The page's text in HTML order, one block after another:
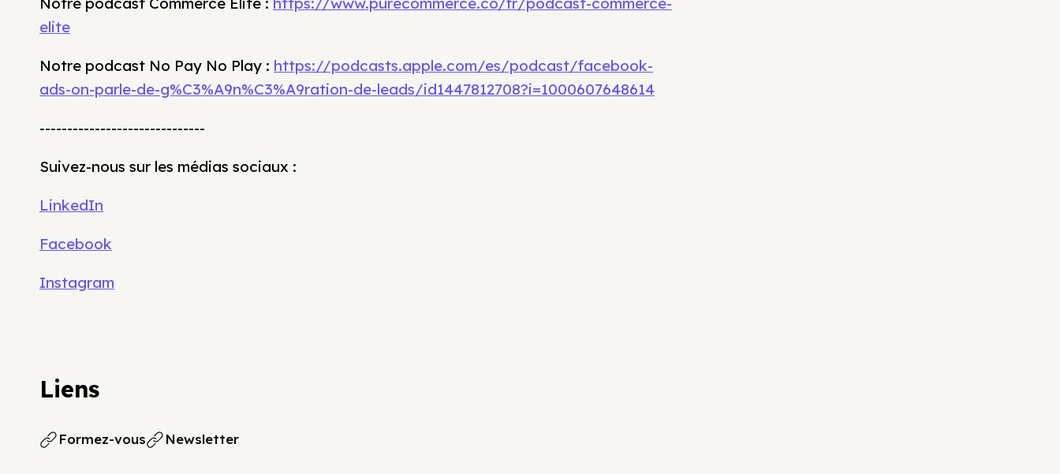
elite
Notre podcast No Pay No Play : https://podcasts.apple.com/es/podcast/facebook-
ads-on-parle-de-g%C3%A9n%C3%A9ration-de-leads/id1447812708?i=1000607648614
------------------------------
Suivez-nous sur les médias sociaux :
LinkedIn
Facebook
Instagram
Liens
Formez-vous Newsletter